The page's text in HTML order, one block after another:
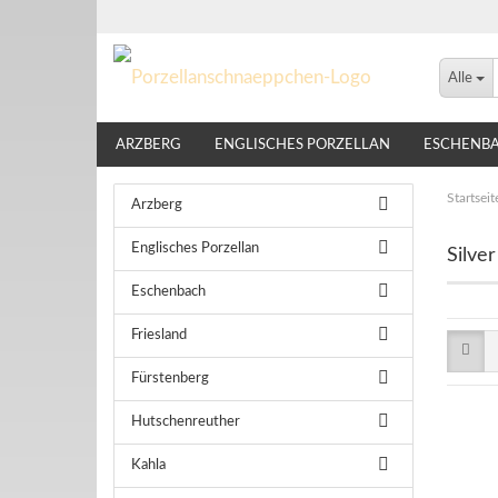
Alle
ARZBERG ENGLISCHES PORZELLAN
LINDNER NIKKO ROSENTHAL THOMAS
Arzberg
Englisches Porzellan
Eschenbach
Friesland
Fürstenberg
Hutschenreuther
Kahla